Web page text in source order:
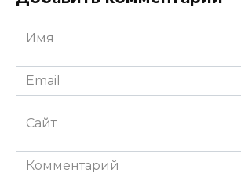
Имя
*
Email
*
Сайт
Комментарий